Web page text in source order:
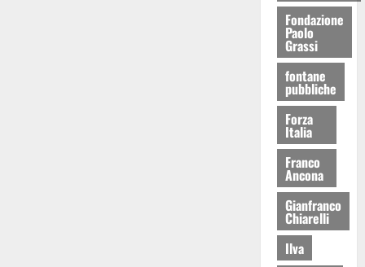
Fondazione
Paolo
Grassi
fontane
pubbliche
Forza
Italia
Franco
Ancona
Gianfranco
Chiarelli
Ilva